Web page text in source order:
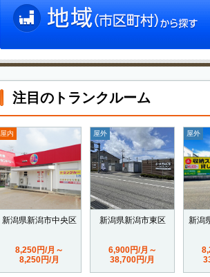
注目のトランクルーム
屋内
新潟県新潟市中央区
8,250円/月～
8,250円/月
屋外
新潟県新潟市東区
6,900円/月～
38,700円/月
屋外
新潟